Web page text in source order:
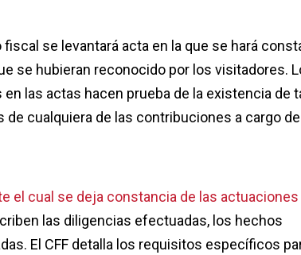
se levantará acta en la que se hará
se hubieran reconocido por los visitadores.
las actas hacen prueba de la existencia de
cualquiera de las contribuciones a cargo del
el cual se deja constancia de las actuaciones
las diligencias efectuadas, los hechos
El CFF detalla los requisitos específicos